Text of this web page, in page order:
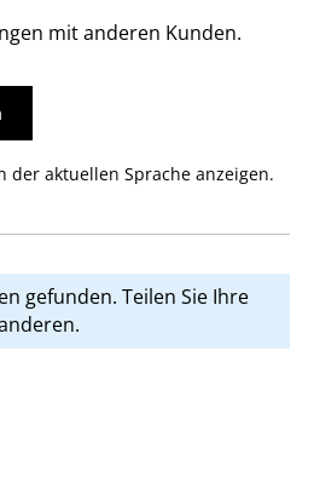
mit anderen Kunden.
der aktuellen Sprache anzeigen.
gefunden. Teilen Sie Ihre